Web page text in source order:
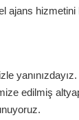
ajans
yanınızdayız.
edilmiş